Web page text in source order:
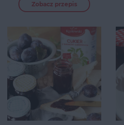
Zobacz przepis